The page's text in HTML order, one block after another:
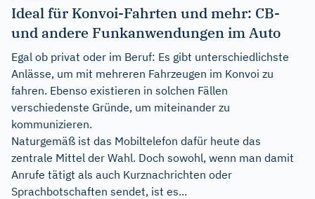
Ideal für Konvoi-Fahrten und mehr: CB-
und andere Funkanwendungen im Auto
Egal ob privat oder im Beruf: Es gibt unterschiedlichste
Anlässe, um mit mehreren Fahrzeugen im Konvoi zu
fahren. Ebenso existieren in solchen Fällen
verschiedenste Gründe, um miteinander zu
kommunizieren.
Naturgemäß ist das Mobiltelefon dafür heute das
zentrale Mittel der Wahl. Doch sowohl, wenn man damit
Anrufe tätigt als auch Kurznachrichten oder
Sprachbotschaften sendet, ist es...